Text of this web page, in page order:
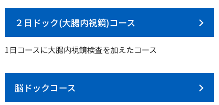
２日ドック(大腸内視鏡)コース
1日コースに大腸内視鏡検査を加えたコース
脳ドックコース